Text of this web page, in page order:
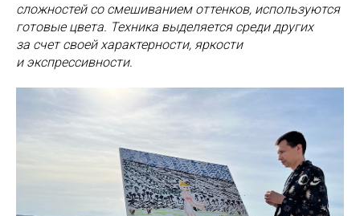
сложностей со смешиванием оттенков, используются
готовые цвета. Техника выделяется среди других
за счет своей характерности, яркости
и экспрессивности.